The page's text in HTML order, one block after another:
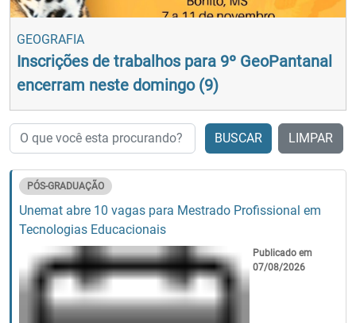
GEOGRAFIA
Inscrições de trabalhos para 9º GeoPantanal
encerram neste domingo (9)
BUSCAR LIMPAR
PÓS-GRADUAÇÃO
Unemat abre 10 vagas para Mestrado Profissional em
Tecnologias Educacionais
Publicado em
07/08/2026